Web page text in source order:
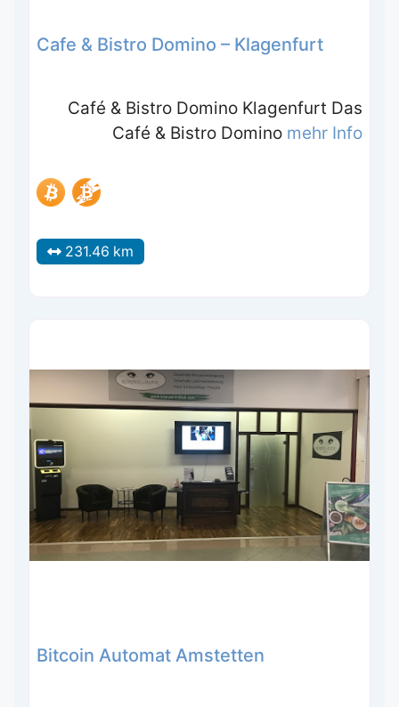
Cafe & Bistro Domino – Klagenfurt
Café & Bistro Domino Klagenfurt Das
Café & Bistro Domino mehr Info
231.46 km
Bitcoin Automat Amstetten